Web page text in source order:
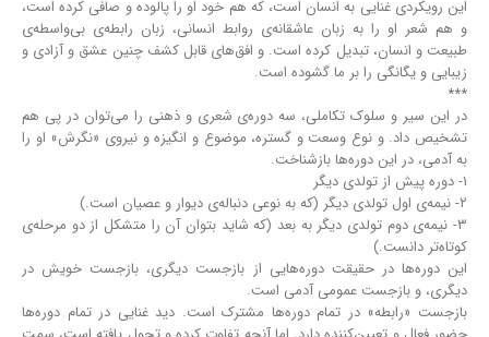
این رویکردی غنایی به انسان است، که هم خود او را پالوده و صافی کرده‌ است،
و هم شعر او را به زبان عاشقانه‌ی روابط انسانی، زبان رابطه‌ی بی‌واسطه‌ی
طبیعت و انسان، تبدیل کرده‌ است. و افق‌های قابل کشف چنین عشق و آزادی و
زیبایی و یگانگی را بر ما گشوده ‌است.
***
در این سیر و سلوک تکاملی، سه دوره‌ی شعری و ذهنی را می‌توان در پی هم
تشخیص داد. و نوع وسعت و گستره، موضوع و انگیزه و نیروی «نگرش» او را
به آدمی، در این دوره‌ها بازشناخت.
۱- دوره پیش از تولدی دیگر
۲- نیمه‌ی اول تولدی دیگر (که به نوعی دنباله‌ی دیوار و عصیان است.)
۳- نیمه‌ی دوم تولدی دیگر به بعد (که شاید بتوان آن را متشکل از دو مرحله‌ی
کوتاه‌تر دانست.)
این دوره‌ها در حقیقت دوره‌هایی از بازجست دیگری، بازجست خویش در
دیگری، و بازجست عمومی آدمی است.
بازجست «رابطه» در تمام دوره‌ها مشترک است. دید غنایی در تمام دوره‌ها